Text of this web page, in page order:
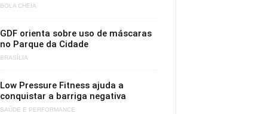
BOLA CHEIA
GDF orienta sobre uso de máscaras
no Parque da Cidade
BRASÍLIA
Low Pressure Fitness ajuda a
conquistar a barriga negativa
SAÚDE E PERFORMANCE